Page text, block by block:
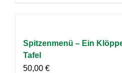
Spitzenmenü – Ein
Tafel
50,00 €